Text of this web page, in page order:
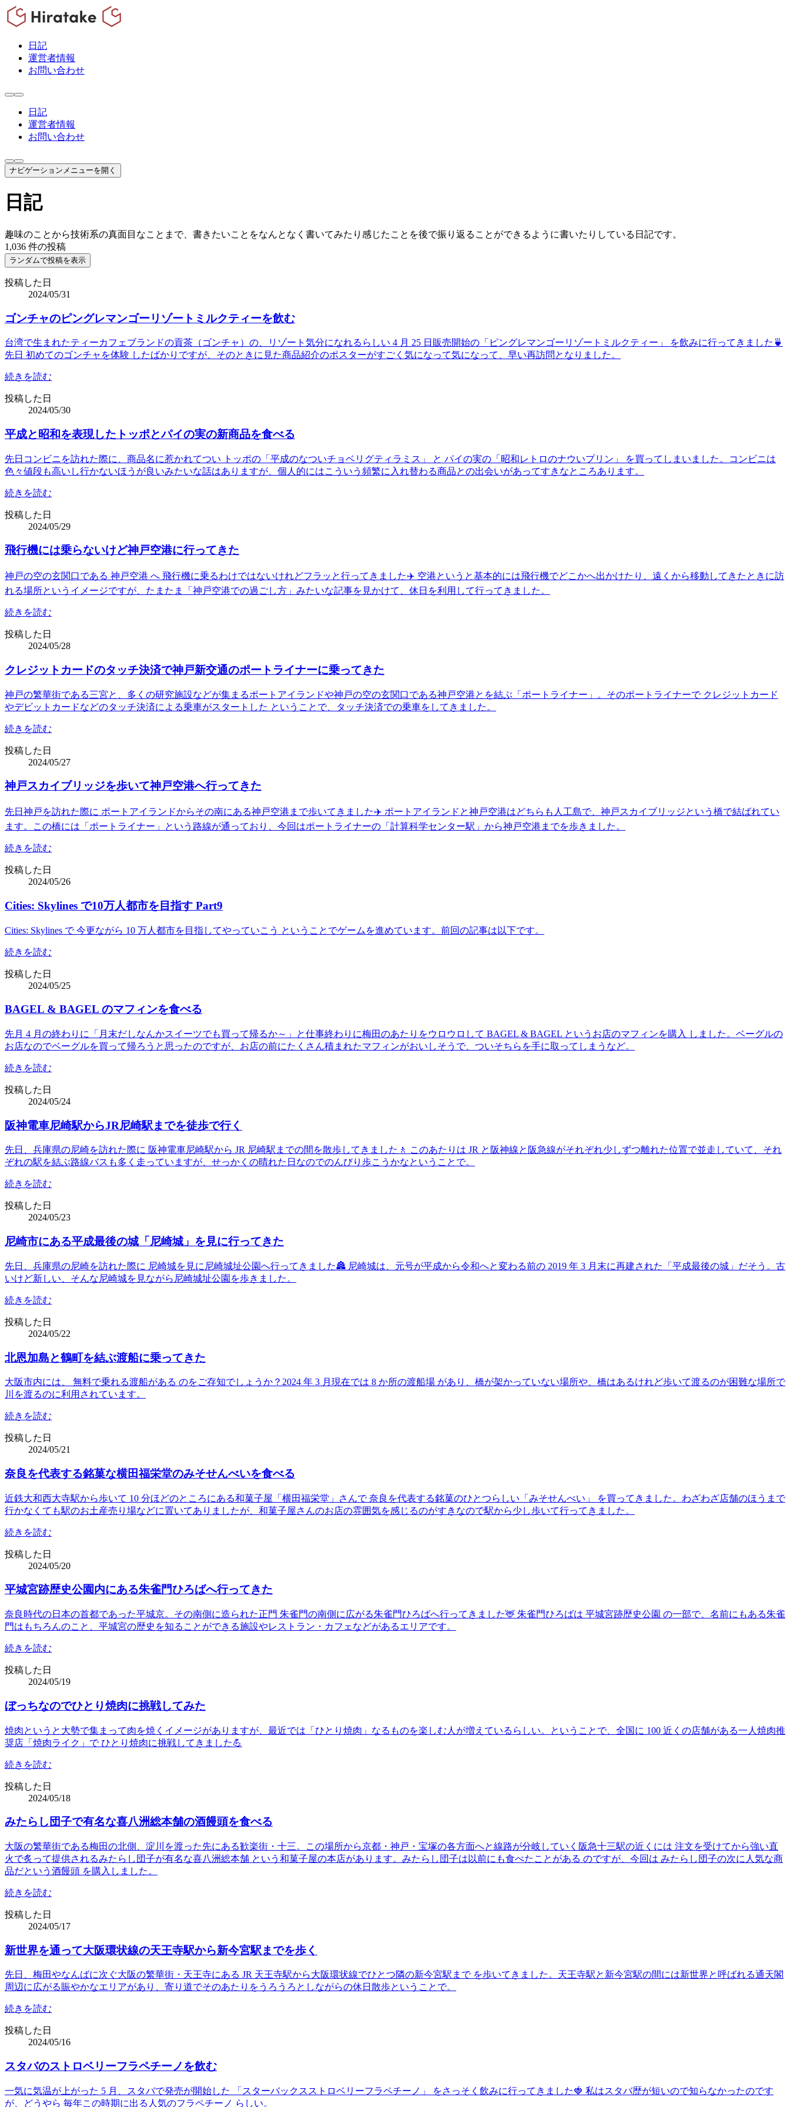
日記
運営者情報
お問い合わせ
日記
運営者情報
お問い合わせ
ナビゲーションメニューを開く
日記
趣味のことから技術系の真面目なことまで、書きたいことをなんとなく書いてみたり感じたことを後で振り返ることができるように書いたりしている日記です。
1,036 件の投稿
ランダムで投稿を表示
投稿した日
2024/05/31
ゴンチャのピングレマンゴーリゾートミルクティーを飲む
台湾で生まれたティーカフェブランドの貢茶（ゴンチャ）の、リゾート気分になれるらしい 4 月 25 日販売開始の「ピングレマンゴーリゾートミルクティー」 を飲みに行ってきました🍵
先日 初めてのゴンチャを体験 したばかりですが、そのときに見た商品紹介のポスターがすごく気になって気になって、早い再訪問となりました。
続きを読む
投稿した日
2024/05/30
平成と昭和を表現したトッポとパイの実の新商品を食べる
先日コンビニを訪れた際に、商品名に惹かれてつい トッポの「平成のなついチョベリグティラミス」 と パイの実の「昭和レトロのナウいプリン」 を買ってしまいました。コンビニは
色々値段も高いし行かないほうが良いみたいな話はありますが、個人的にはこういう頻繁に入れ替わる商品との出会いがあってすきなところあります。
続きを読む
投稿した日
2024/05/29
飛行機には乗らないけど神戸空港に行ってきた
神戸の空の玄関口である 神戸空港 へ 飛行機に乗るわけではないけれどフラッと行ってきました✈️ 空港というと基本的には飛行機でどこかへ出かけたり、遠くから移動してきたときに訪
れる場所というイメージですが、たまたま「神戸空港での過ごし方」みたいな記事を見かけて、休日を利用して行ってきました。
続きを読む
投稿した日
2024/05/28
クレジットカードのタッチ決済で神戸新交通のポートライナーに乗ってきた
神戸の繁華街である三宮と、多くの研究施設などが集まるポートアイランドや神戸の空の玄関口である神戸空港とを結ぶ「ポートライナー」。そのポートライナーで クレジットカード
やデビットカードなどのタッチ決済による乗車がスタートした ということで、タッチ決済での乗車をしてきました。
続きを読む
投稿した日
2024/05/27
神戸スカイブリッジを歩いて神戸空港へ行ってきた
先日神戸を訪れた際に ポートアイランドからその南にある神戸空港まで歩いてきました✈️ ポートアイランドと神戸空港はどちらも人工島で、神戸スカイブリッジという橋で結ばれてい
ます。この橋には「ポートライナー」という路線が通っており、今回はポートライナーの「計算科学センター駅」から神戸空港までを歩きました。
続きを読む
投稿した日
2024/05/26
Cities: Skylines で10万人都市を目指す Part9
Cities: Skylines で 今更ながら 10 万人都市を目指してやっていこう ということでゲームを進めています。前回の記事は以下です。
続きを読む
投稿した日
2024/05/25
BAGEL & BAGEL のマフィンを食べる
先月 4 月の終わりに「月末だしなんかスイーツでも買って帰るか～」と仕事終わりに梅田のあたりをウロウロして BAGEL & BAGEL というお店のマフィンを購入 しました。ベーグルの
お店なのでベーグルを買って帰ろうと思ったのですが、お店の前にたくさん積まれたマフィンがおいしそうで、ついそちらを手に取ってしまうなど。
続きを読む
投稿した日
2024/05/24
阪神電車尼崎駅からJR尼崎駅までを徒歩で行く
先日、兵庫県の尼崎を訪れた際に 阪神電車尼崎駅から JR 尼崎駅までの間を散歩してきました🚶 このあたりは JR と阪神線と阪急線がそれぞれ少しずつ離れた位置で並走していて、それ
ぞれの駅を結ぶ路線バスも多く走っていますが、せっかくの晴れた日なのでのんびり歩こうかなということで。
続きを読む
投稿した日
2024/05/23
尼崎市にある平成最後の城「尼崎城」を見に行ってきた
先日、兵庫県の尼崎を訪れた際に 尼崎城を見に尼崎城址公園へ行ってきました🏯 尼崎城は、元号が平成から令和へと変わる前の 2019 年 3 月末に再建された「平成最後の城」だそう。古
いけど新しい、そんな尼崎城を見ながら尼崎城址公園を歩きました。
続きを読む
投稿した日
2024/05/22
北恩加島と鶴町を結ぶ渡船に乗ってきた
大阪市内には、 無料で乗れる渡船がある のをご存知でしょうか？2024 年 3 月現在では 8 か所の渡船場 があり、橋が架かっていない場所や、橋はあるけれど歩いて渡るのが困難な場所で
川を渡るのに利用されています。
続きを読む
投稿した日
2024/05/21
奈良を代表する銘菓な横田福栄堂のみそせんべいを食べる
近鉄大和西大寺駅から歩いて 10 分ほどのところにある和菓子屋「横田福栄堂」さんで 奈良を代表する銘菓のひとつらしい「みそせんべい」 を買ってきました。わざわざ店舗のほうまで
行かなくても駅のお土産売り場などに置いてありましたが、和菓子屋さんのお店の雰囲気を感じるのがすきなので駅から少し歩いて行ってきました。
続きを読む
投稿した日
2024/05/20
平城宮跡歴史公園内にある朱雀門ひろばへ行ってきた
奈良時代の日本の首都であった平城京。その南側に造られた正門 朱雀門の南側に広がる朱雀門ひろばへ行ってきました🦌 朱雀門ひろばは 平城宮跡歴史公園 の一部で、名前にもある朱雀
門はもちろんのこと、平城宮の歴史を知ることができる施設やレストラン・カフェなどがあるエリアです。
続きを読む
投稿した日
2024/05/19
ぼっちなのでひとり焼肉に挑戦してみた
焼肉というと大勢で集まって肉を焼くイメージがありますが、最近では「ひとり焼肉」なるものを楽しむ人が増えているらしい。ということで、全国に 100 近くの店舗がある一人焼肉推
奨店「焼肉ライク」で ひとり焼肉に挑戦してきました💪
続きを読む
投稿した日
2024/05/18
みたらし団子で有名な喜八洲総本舗の酒饅頭を食べる
大阪の繁華街である梅田の北側、淀川を渡った先にある歓楽街・十三。この場所から京都・神戸・宝塚の各方面へと線路が分岐していく阪急十三駅の近くには 注文を受けてから強い直
火で炙って提供されるみたらし団子が有名な喜八洲総本舗 という和菓子屋の本店があります。みたらし団子は以前にも食べたことがある のですが、今回は みたらし団子の次に人気な商
品だという酒饅頭 を購入しました。
続きを読む
投稿した日
2024/05/17
新世界を通って大阪環状線の天王寺駅から新今宮駅までを歩く
先日、梅田やなんばに次ぐ大阪の繁華街・天王寺にある JR 天王寺駅から大阪環状線でひとつ隣の新今宮駅まで を歩いてきました。天王寺駅と新今宮駅の間には新世界と呼ばれる通天閣
周辺に広がる賑やかなエリアがあり、寄り道でそのあたりをうろうろとしながらの休日散歩ということで。
続きを読む
投稿した日
2024/05/16
スタバのストロベリーフラペチーノを飲む
一気に気温が上がった 5 月、スタバで発売が開始した 「スターバックスストロベリーフラペチーノ」 をさっそく飲みに行ってきました🍓 私はスタバ歴が短いので知らなかったのです
が、どうやら 毎年この時期に出る人気のフラペチーノ らしい。